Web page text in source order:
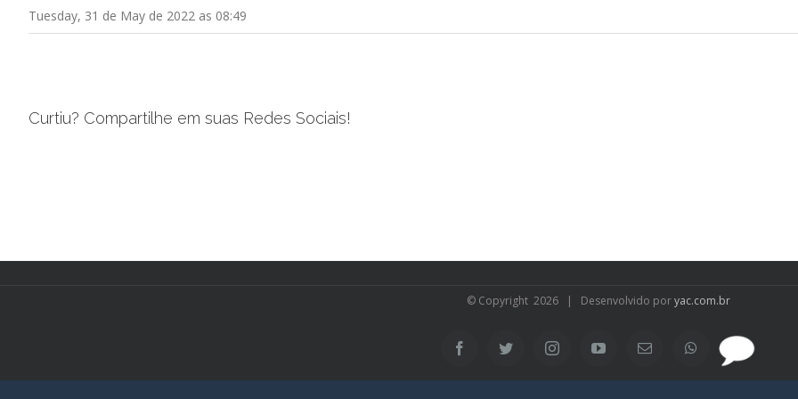
Tuesday, 31 de May de 2022 as 08:49
Curtiu? Compartilhe em suas Redes Sociais!
© Copyright 2026 | Desenvolvido poryac.com.br
FacebookTwitter InstagramYouTubeEmail WhatsApp
SAC